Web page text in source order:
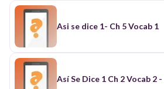
Asi se dice 1- Ch 5 Vocab 1
Así Se Dice 1 Ch 2 Vocab 2 -